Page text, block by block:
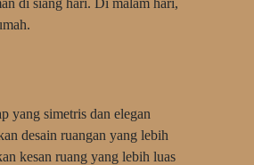
di siang hari. Di malam hari,
yang simetris dan elegan
desain ruangan yang lebih
kesan ruang yang lebih luas